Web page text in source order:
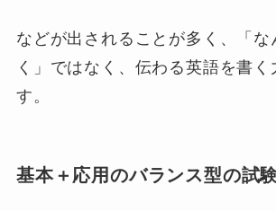
などが出されることが多く、「な
く」ではなく、伝わる英語を書
す。
基本＋応用のバランス型の試